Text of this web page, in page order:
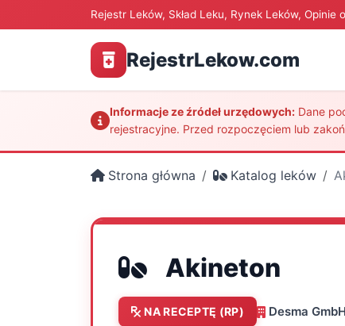
Rejestr Leków, Skład Leku, Rynek Leków, Opinie
RejestrLekow.com
Informacje ze źródeł urzędowych: Dane
rejestracyjne. Przed rozpoczęciem lub
Strona główna Katalog leków
Akineton
NA RECEPTĘ (RP) Desma GmbH